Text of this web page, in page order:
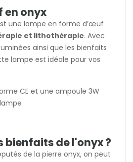
en onyx
une lampe en forme d’œuf
et lithothérapie. Avec
ainsi que les bienfaits
lampe est idéale pour vos
CE et une ampoule 3W
bienfaits de l'onyx ?
de la pierre onyx, on peut